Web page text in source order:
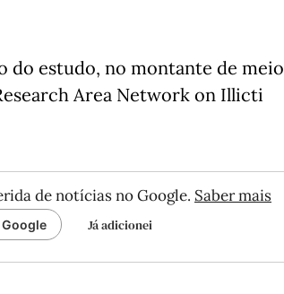
do estudo, no montante de meio
Area Network on Illicti
de notícias no Google. Saber mais
Já adicionei